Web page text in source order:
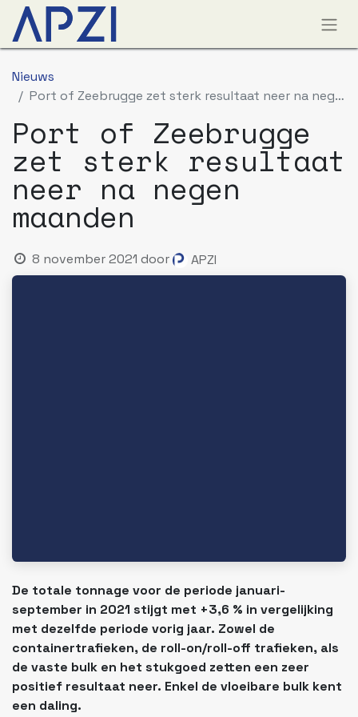
Nieuws
Port of Zeebrugge zet sterk resultaat neer na negen maanden
Port of Zeebrugge
zet sterk resultaat
neer na negen
maanden
8 november 2021 door APZI
De totale tonnage voor de periode januari-
september in 2021 stijgt met +3,6 % in vergelijking
met dezelfde periode vorig jaar. Zowel de
containertrafieken, de roll-on/roll-off trafieken, als
de vaste bulk en het stukgoed zetten een zeer
positief resultaat neer. Enkel de vloeibare bulk kent
een daling.